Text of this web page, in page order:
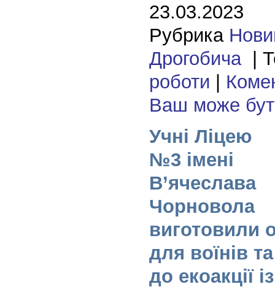
23.03.2023
Рубрика
Дрогобича|
роботи
Ваш може
Учні Ліцею
№3 імені
В’ячеслава
Чорновола
виготовили
для воїнів
до екоакції